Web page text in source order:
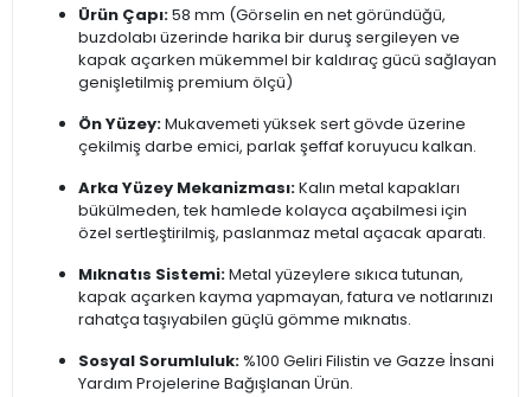
Ürün Çapı:58 mm (Görselin en net göründüğü,
buzdolabı üzerinde harika bir duruş sergileyen ve
kapak açarken mükemmel bir kaldıraç gücü sağlayan
genişletilmiş premium ölçü)
Ön Yüzey:Mukavemeti yüksek sert gövde üzerine
çekilmiş darbe emici, parlak şeffaf koruyucu kalkan.
Arka Yüzey Mekanizması:Kalın metal kapakları
bükülmeden, tek hamlede kolayca açabilmesi için
özel sertleştirilmiş, paslanmaz metal açacak aparatı.
Mıknatıs Sistemi:Metal yüzeylere sıkıca tutunan,
kapak açarken kayma yapmayan, fatura ve notlarınızı
rahatça taşıyabilen güçlü gömme mıknatıs.
Sosyal Sorumluluk: %100 Geliri Filistin ve Gazze İnsani
Yardım Projelerine Bağışlanan Ürün.